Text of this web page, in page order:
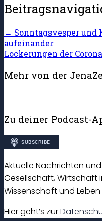
← Sonntagsvesper
aufeinander
Lockerungen der
Mehr von der
Zu deiner Podcast-
Aktuelle Nachrichten
Gesellschaft, Wirtschaft
Wissenschaft und
Hier geht’s zur